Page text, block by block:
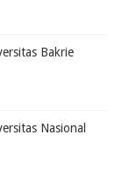
Bakrie
Nasional